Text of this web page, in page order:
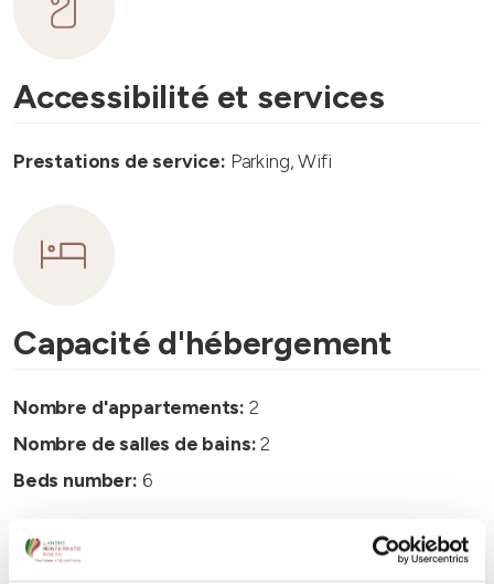
Accessibilité et services
Prestations de service: Parking, Wifi
Capacité d'hébergement
Nombre d'appartements: 2
Nombre de salles de bains:2
Beds number: 6